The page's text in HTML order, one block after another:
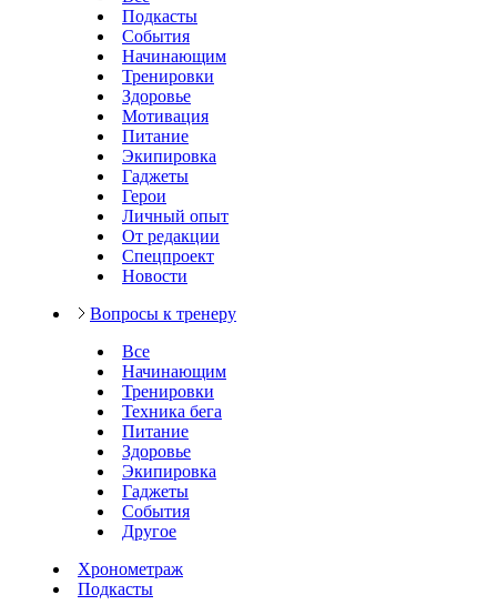
Подкасты
События
Начинающим
Тренировки
Здоровье
Мотивация
Питание
Экипировка
Гаджеты
Герои
Личный опыт
От редакции
Спецпроект
Новости
Вопросы к тренеру
Все
Начинающим
Тренировки
Техника бега
Питание
Здоровье
Экипировка
Гаджеты
События
Другое
Хронометраж
Подкасты